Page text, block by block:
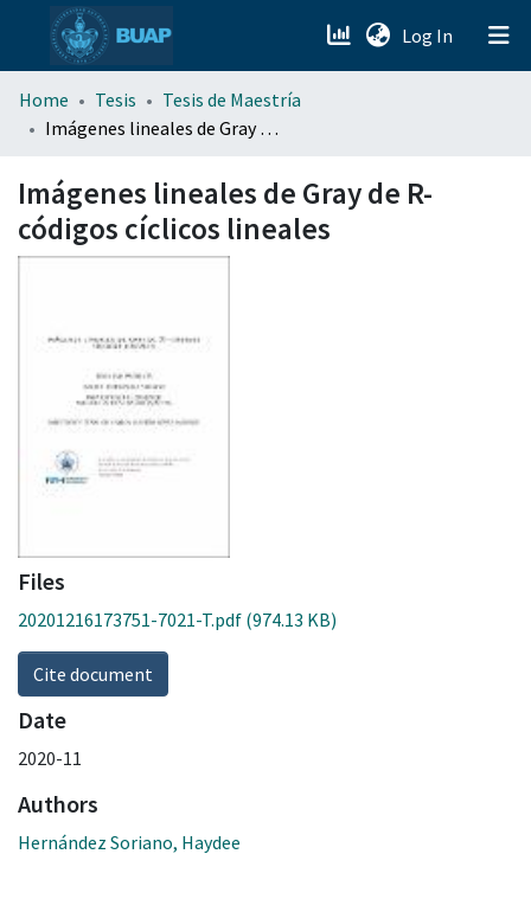
Log In (current)
menu.section.about_menu
Home Tesis
Tesis de Maestría
Imágenes lineales de Gray de R-códigos cíclicos lineales
Imágenes lineales de Gray de R-
códigos cíclicos lineales
Files
20201216173751-7021-T.pdf (974.13 KB)
Cite document
Date
2020-11
Authors
Hernández Soriano, Haydee